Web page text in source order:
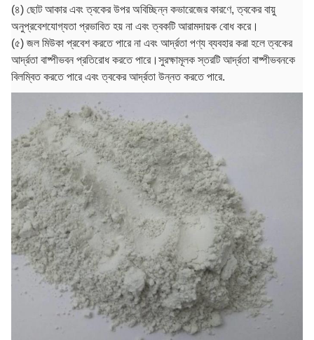
(৪) ছোট আকার এবং ত্বকের উপর অবিচ্ছিন্ন কভারেজের কারণে, ত্বকের বায়ু
অনুপ্রবেশযোগ্যতা প্রভাবিত হয় না এবং ত্বকটি আরামদায়ক বোধ করে।
(৫) জল মিউকা প্রবেশ করতে পারে না এবং আর্দ্রতা পণ্য ব্যবহার করা হলে ত্বকের
আর্দ্রতা বাষ্পীভবন প্রতিরোধ করতে পারে।সুরক্ষামূলক স্তরটি আর্দ্রতা বাষ্পীভবনকে
বিলম্বিত করতে পারে এবং ত্বকের আর্দ্রতা উন্নত করতে পারে.